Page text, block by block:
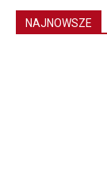
NAJNOWSZE